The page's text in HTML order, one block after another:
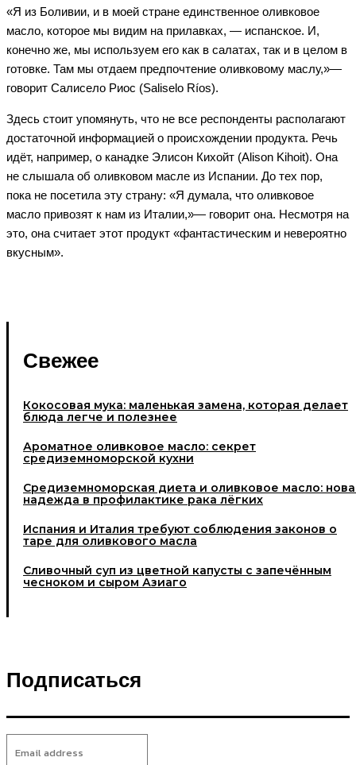
«Я из Боливии, и в моей стране единственное оливковое
масло, которое мы видим на прилавках, — испанское. И,
конечно же, мы используем его как в салатах, так и в целом в
готовке. Там мы отдаем предпочтение оливковому маслу,»—
говорит Салисело Риос (Saliselo Ríos).
Здесь стоит упомянуть, что не все респонденты располагают
достаточной информацией о происхождении продукта. Речь
идёт, например, о канадке Элисон Кихойт (Alison Kihoit). Она
не слышала об оливковом масле из Испании. До тех пор,
пока не посетила эту страну: «Я думала, что оливковое
масло привозят к нам из Италии,»— говорит она. Несмотря на
это, она считает этот продукт «фантастическим и невероятно
вкусным».
Свежее
Кокосовая мука: маленькая замена, которая делает
блюда легче и полезнее
Ароматное оливковое масло: секрет
средиземноморской кухни
Средиземноморская диета и оливковое масло:
надежда в профилактике рака лёгких
Испания и Италия требуют соблюдения законов о
таре для оливкового масла
Cливочный суп из цветной капусты с запечённым
чесноком и сыром Азиаго
Подписаться